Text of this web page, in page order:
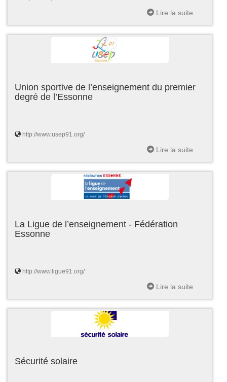
Lire la suite
Union sportive de l’enseignement du premier
degré de l’Essonne
http://www.usep91.org/
Lire la suite
La Ligue de l’enseignement - Fédération
Essonne
http://www.ligue91.org/
Lire la suite
Sécurité solaire